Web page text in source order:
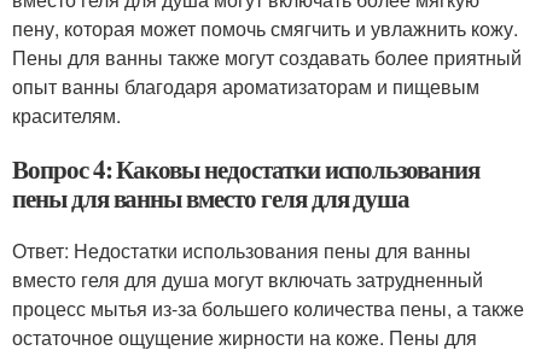
пену, которая может помочь смягчить и увлажнить кожу.
Пены для ванны также могут создавать более приятный
опыт ванны благодаря ароматизаторам и пищевым
красителям.
Вопрос 4: Каковы недостатки использования
пены для ванны вместо геля для душа
Ответ: Недостатки использования пены для ванны
вместо геля для душа могут включать затрудненный
процесс мытья из-за большего количества пены, а также
остаточное ощущение жирности на коже. Пены для